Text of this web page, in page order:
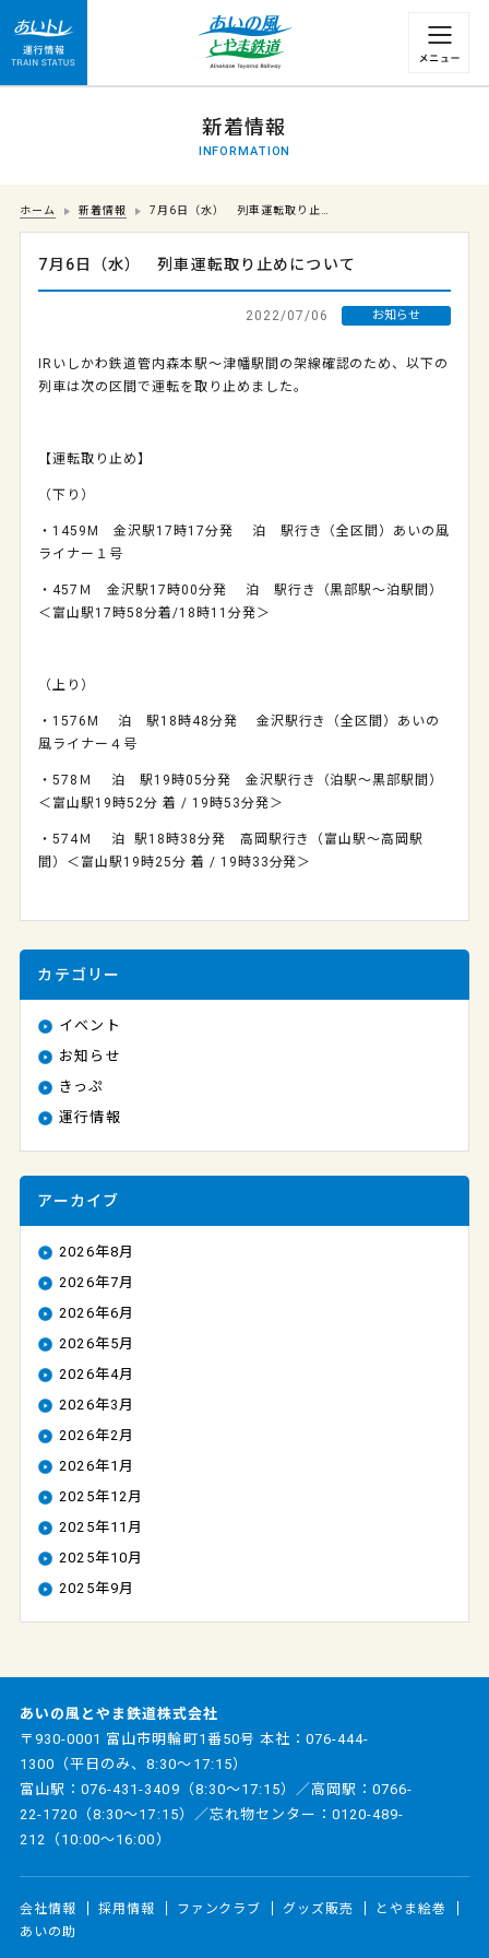
運行情報 列車の遅れ情報等についてはこちら
新着情報
INFORMATION
ホーム 新着情報 7月6日（水） 列車運転取り止…
7月6日（水） 列車運転取り止めについて
2022/07/06 お知らせ
IRいしかわ鉄道管内森本駅～津幡駅間の架線確認のため、以下の
列車は次の区間で運転を取り止めました。
【運転取り止め】
（下り）
・ 1459M 金沢駅 17 時17分発 泊 駅行き（全区間）あいの風
ライナー１号
・ 457 Ｍ 金沢駅 17 時00分発 泊 駅行き（黒部駅～泊駅間）
＜富山駅 17 時58分着/18 時11 分発＞
（上り）
・ 1576M 泊 駅 18 時48分発 金沢駅行き（全区間）あいの
風ライナー４号
・578 Ｍ 泊 駅 19 時05分発 金沢駅行き（泊駅～黒部駅間）
＜富山駅 19 時52分 着 / 19 時53分発＞
・574Ｍ 泊 駅18時38分発 高岡駅行き（富山駅～高岡駅
間）＜富山駅19時25分 着 / 19時33分発＞
カテゴリー
イベント
お知らせ
きっぷ
運行情報
アーカイブ
2026年8月
2026年7月
2026年6月
2026年5月
2026年4月
2026年3月
2026年2月
2026年1月
2025年12月
2025年11月
2025年10月
2025年9月
あいの風とやま鉄道株式会社
〒930-0001 富山市明輪町1番50号 本社： 076-444-
1300 （平日のみ、8:30～17:15）
富山駅：076-431-3409 （8:30～17:15）／高岡駅：0766-
22-1720 （8:30～17:15）／忘れ物センター：0120-489-
212 （10:00～16:00）
会社情報 採用情報 ファンクラブ グッズ販売
とやま絵巻
あいの助